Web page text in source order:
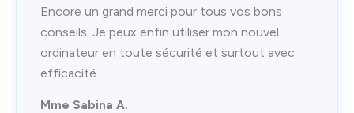
Encore un grand merci pour tous vos bons
conseils. Je peux enfin utiliser mon nouvel
ordinateur en toute sécurité et surtout avec
efficacité.
Mme Sabina A.